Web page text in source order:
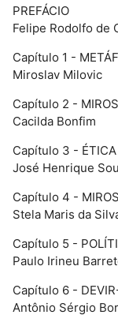
PREFÁCIO
Felipe Rodolfo de
Capítulo 1 -
Miroslav Milovic
Capítulo 2 -
Cacilda Bonfim
Capítulo 3 - ÉTICA
José Henrique
Capítulo 4 -
Stela Maris da
Capítulo 5 -
Paulo Irineu
Capítulo 6 -
Antônio Sérgio